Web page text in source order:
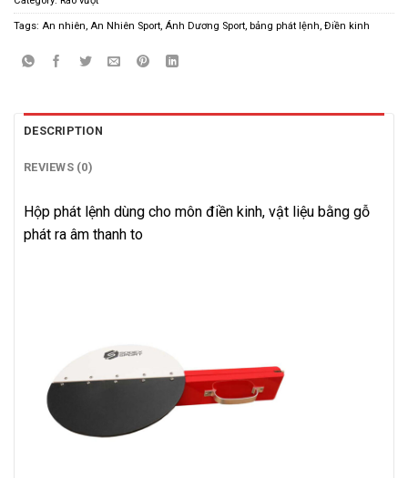
Tags: An nhiên, An Nhiên Sport, Ánh Dương Sport, bảng phát lệnh, Điền kinh
DESCRIPTION
REVIEWS (0)
Hộp phát lệnh dùng cho môn điền kinh, vật liệu bằng gỗ
phát ra âm thanh to